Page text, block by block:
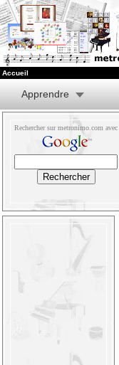
Accueil
Apprendre
Rechercher sur metronimo.com avec